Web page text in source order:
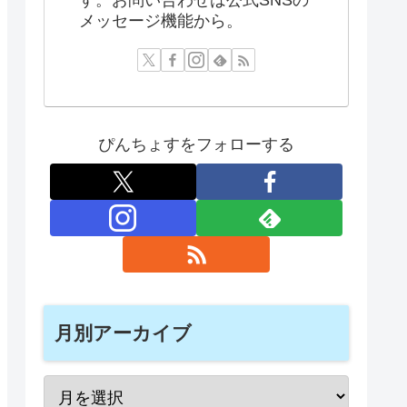
メッセージ機能から。
ぴんちょすをフォローする
月別アーカイブ